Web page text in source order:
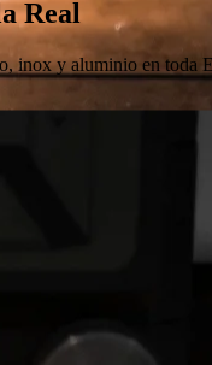
Real
inox y aluminio en toda